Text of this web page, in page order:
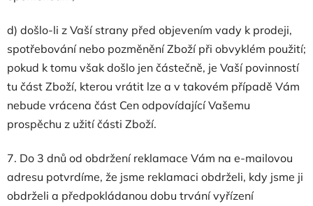
d) došlo-li z Vaší strany před objevením vady k prodeji,
spotřebování nebo pozměnění Zboží při obvyklém použití;
pokud k tomu však došlo jen částečně, je Vaší povinností
tu část Zboží, kterou vrátit lze a v takovém případě Vám
nebude vrácena část Cen odpovídající Vašemu
prospěchu z užití části Zboží.
7. Do 3 dnů od obdržení reklamace Vám na e-mailovou
adresu potvrdíme, že jsme reklamaci obdrželi, kdy jsme ji
obdrželi a předpokládanou dobu trvání vyřízení